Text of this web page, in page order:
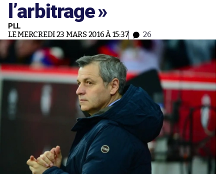
l’arbitrage»
PLL
LE MERCREDI 23 MARS 2016 À 15:37 26